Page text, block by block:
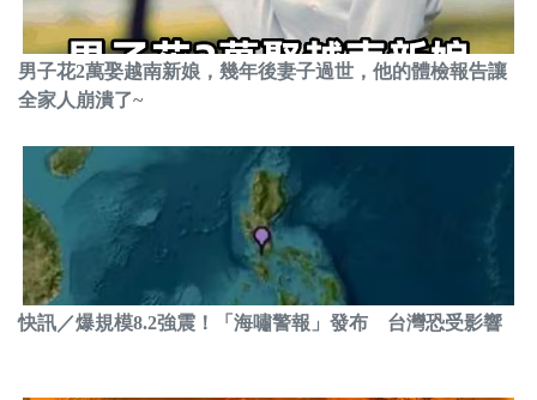
男子花2萬娶越南新娘，幾年後妻子過世，他的體檢報告讓
全家人崩潰了~
快訊／爆規模8.2強震！「海嘯警報」發布 台灣恐受影響